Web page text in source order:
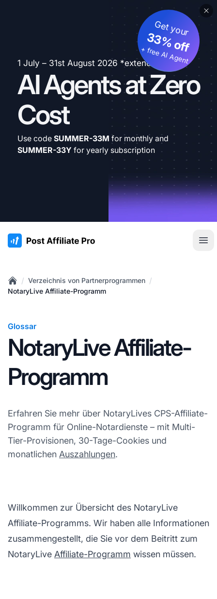
1 July – 31st August 2026 *extended
AI Agents at Zero
Cost
Get your
33% off
+ free AI Agent
Use code SUMMER-33M for monthly and
SUMMER-33Y for yearly subscription
:site.title
Home
/ Verzeichnis von Partnerprogrammen /
NotaryLive Affiliate-Programm
Glossar
NotaryLive Affiliate-
Programm
Erfahren Sie mehr über NotaryLives CPS-Affiliate-
Programm für Online-Notardienste – mit Multi-
Tier-Provisionen, 30-Tage-Cookies und
monatlichen Auszahlungen.
Willkommen zur Übersicht des NotaryLive
Affiliate-Programms. Wir haben alle Informationen
zusammengestellt, die Sie vor dem Beitritt zum
NotaryLive Affiliate-Programm wissen müssen.